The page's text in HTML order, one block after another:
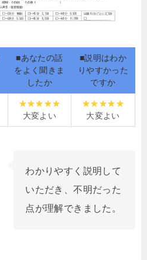
■あなたの話
をよく聞きま
したか
■説明はわか
りやすかった
ですか
大変よい
大変よい
わかりやすく説明して
いただき、不明だった
点が理解できました。